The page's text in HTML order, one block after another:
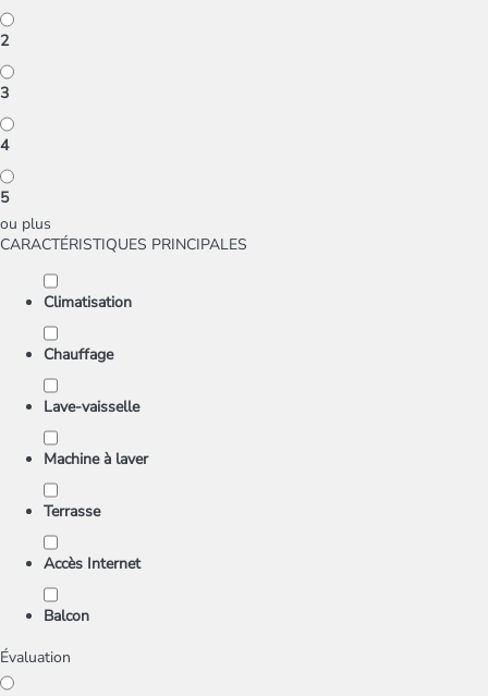
2
3
4
5
ou plus
CARACTÉRISTIQUES PRINCIPALES
Climatisation
Chauffage
Lave-vaisselle
Machine à laver
Terrasse
Accès Internet
Balcon
Évaluation